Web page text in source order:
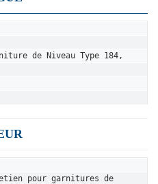
de Niveau Type 184,
pour garnitures de